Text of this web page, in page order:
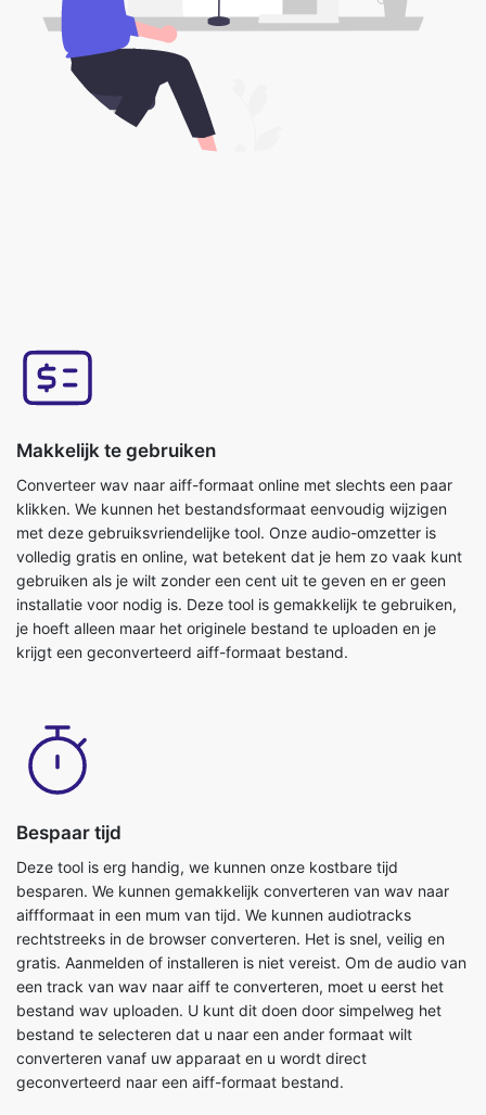
Makkelijk te gebruiken
klikken. We kunnen het bestandsformaat eenvoudig wijzigen
volledig gratis en online, wat betekent dat je hem zo vaak kunt
gebruiken als je wilt zonder een cent uit te geven en er geen
installatie voor nodig is. Deze tool is gemakkelijk te gebruiken,
je hoeft alleen maar het originele bestand te uploaden en je
krijgt een geconverteerd aiff-formaat bestand.
Bespaar tijd
besparen. We kunnen gemakkelijk converteren van wav naar
rechtstreeks in de browser converteren. Het is snel, veilig en
gratis. Aanmelden of installeren is niet vereist. Om de audio van
een track van wav naar aiff te converteren, moet u eerst het
bestand wav uploaden. U kunt dit doen door simpelweg het
bestand te selecteren dat u naar een ander formaat wilt
converteren vanaf uw apparaat en u wordt direct
geconverteerd naar een aiff-formaat bestand.